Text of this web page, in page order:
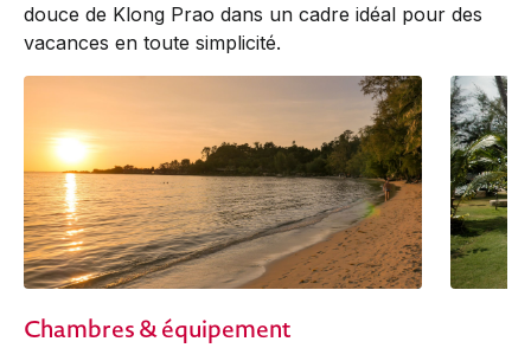
douce de Klong Prao dans un cadre idéal pour des
vacances en toute simplicité.
Chambres & équipement